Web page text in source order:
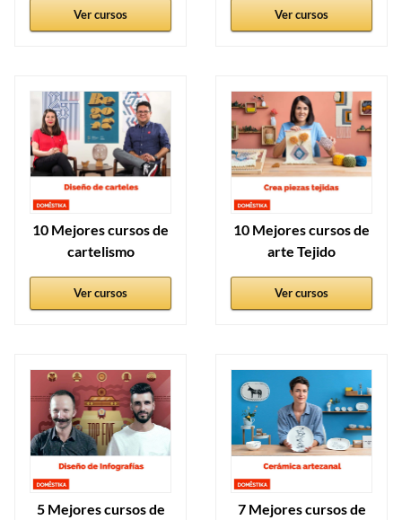
Ver cursos Ver cursos
10 Mejores cursos de
cartelismo
Ver cursos
10 Mejores cursos de
arte Tejido
Ver cursos
5 Mejores cursos de
7 Mejores cursos de